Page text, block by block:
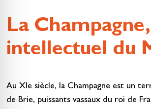
La
intellectuel du
Au XIe siècle, la Champagne est un
de Brie, puissants vassaux du roi de